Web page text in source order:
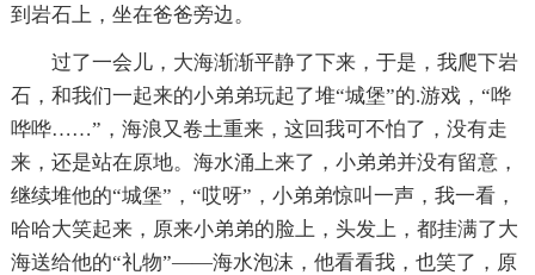
到岩石上，坐在爸爸旁边。
过了一会儿，大海渐渐平静了下来，于是，我爬下岩
石，和我们一起来的小弟弟玩起了堆“城堡”的.游戏，“哗
哗哗……”，海浪又卷土重来，这回我可不怕了，没有走
来，还是站在原地。海水涌上来了，小弟弟并没有留意，
继续堆他的“城堡”，“哎呀”，小弟弟惊叫一声，我一看，
哈哈大笑起来，原来小弟弟的脸上，头发上，都挂满了大
海送给他的“礼物”——海水泡沫，他看看我，也笑了，原